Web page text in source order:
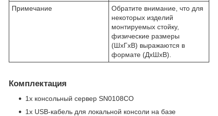
Примечание
Обратите внимание, что для
некоторых изделий
монтируемых стойку,
физические размеры
(ШxГxВ) выражаются в
формате (ДxШxВ).
Комплектация
1x консольный сервер SN0108CO
1x USB-кабель для локальной консоли на базе